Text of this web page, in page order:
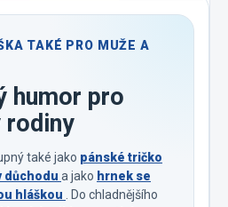
TAKÉ PRO MUŽE A
humor pro
rodiny
také jako pánské tričko
důchodu a jako hrnek se
hláškou . Do chladnějšího